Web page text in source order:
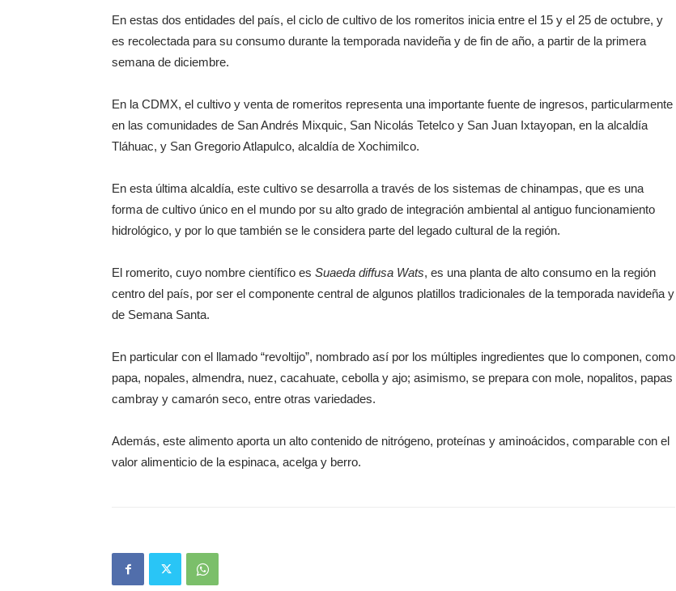
En estas dos entidades del país, el ciclo de cultivo de los romeritos inicia entre el 15 y el 25 de octubre, y
es recolectada para su consumo durante la temporada navideña y de fin de año, a partir de la primera
semana de diciembre.
En la CDMX, el cultivo y venta de romeritos representa una importante fuente de ingresos, particularmente
en las comunidades de San Andrés Mixquic, San Nicolás Tetelco y San Juan Ixtayopan, en la alcaldía
Tláhuac, y San Gregorio Atlapulco, alcaldía de Xochimilco.
En esta última alcaldía, este cultivo se desarrolla a través de los sistemas de chinampas, que es una
forma de cultivo único en el mundo por su alto grado de integración ambiental al antiguo funcionamiento
hidrológico, y por lo que también se le considera parte del legado cultural de la región.
El romerito, cuyo nombre científico es Suaeda diffusa Wats, es una planta de alto consumo en la región
centro del país, por ser el componente central de algunos platillos tradicionales de la temporada navideña y
de Semana Santa.
En particular con el llamado “revoltijo”, nombrado así por los múltiples ingredientes que lo componen, como
papa, nopales, almendra, nuez, cacahuate, cebolla y ajo; asimismo, se prepara con mole, nopalitos, papas
cambray y camarón seco, entre otras variedades.
Además, este alimento aporta un alto contenido de nitrógeno, proteínas y aminoácidos, comparable con el
valor alimenticio de la espinaca, acelga y berro.